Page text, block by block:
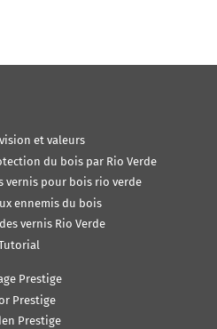
et valeurs
du bois par Rio Verde
vernis pour bois rio verde
ennemis du bois
vernis Rio Verde
Prestige
Prestige
Prestige